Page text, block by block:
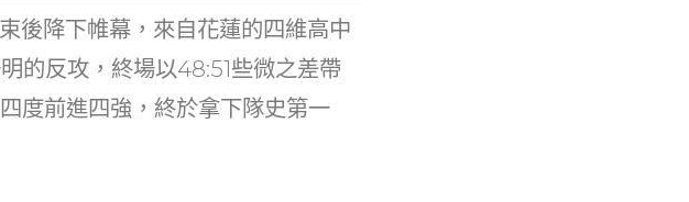
後降下帷幕，來自花蓮的四維高中
的反攻，終場以48:51些微之差帶
度前進四強，終於拿下隊史第一